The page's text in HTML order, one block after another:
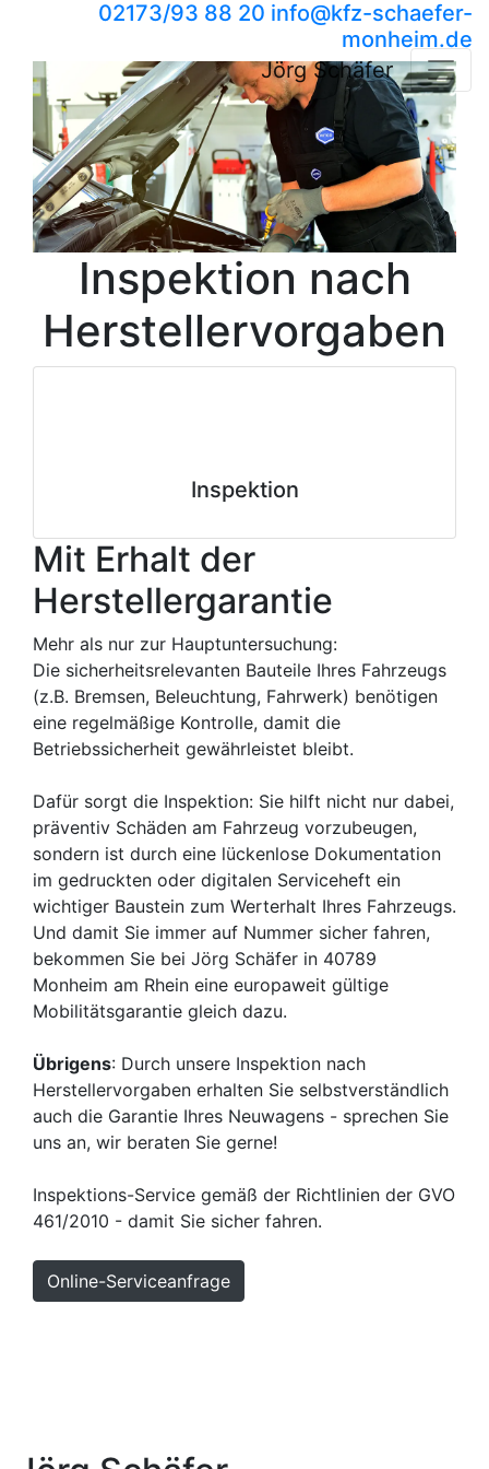
02173/93 88 20 info​@kfz-schaefer-
monheim.de
Jörg Schäfer
Inspektion nach
Herstellervorgaben
Inspektion
Mit Erhalt der
Herstellergarantie
Mehr als nur zur Hauptuntersuchung:
Die sicherheitsrelevanten Bauteile Ihres Fahrzeugs
(z.B. Bremsen, Beleuchtung, Fahrwerk) benötigen
eine regelmäßige Kontrolle, damit die
Betriebssicherheit gewährleistet bleibt.
Dafür sorgt die Inspektion: Sie hilft nicht nur dabei,
präventiv Schäden am Fahrzeug vorzubeugen,
sondern ist durch eine lückenlose Dokumentation
im gedruckten oder digitalen Serviceheft ein
wichtiger Baustein zum Werterhalt Ihres Fahrzeugs.
Und damit Sie immer auf Nummer sicher fahren,
bekommen Sie bei Jörg Schäfer in 40789
Monheim am Rhein eine europaweit gültige
Mobilitätsgarantie gleich dazu.
Übrigens: Durch unsere Inspektion nach
Herstellervorgaben erhalten Sie selbstverständlich
auch die Garantie Ihres Neuwagens - sprechen Sie
uns an, wir beraten Sie gerne!
Inspektions-Service gemäß der Richtlinien der GVO
461/2010 - damit Sie sicher fahren.
Online-Serviceanfrage